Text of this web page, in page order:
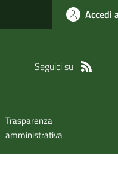
Accedi
Seguici su
Trasparenza
amministrativa